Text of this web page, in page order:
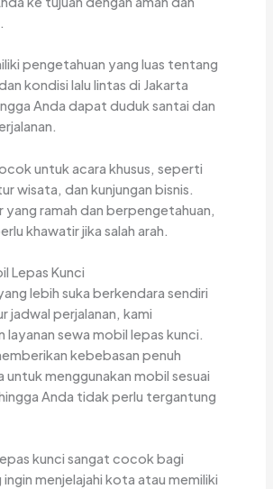
pengetahuan yang luas tentang
kondisi lalu lintas di Jakarta
Anda dapat duduk santai dan
untuk acara khusus, seperti
wisata, dan kunjungan bisnis.
yang ramah dan berpengetahuan,
khawatir jika salah arah.
Lepas Kunci
lebih suka berkendara sendiri
jadwal perjalanan, kami
layanan sewa mobil lepas kunci.
kebebasan penuh
untuk menggunakan mobil sesuai
Anda tidak perlu tergantung
kunci sangat cocok bagi
menjelajahi kota atau memiliki